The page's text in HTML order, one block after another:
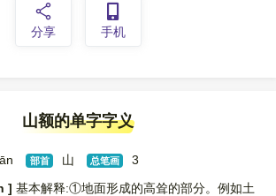
分享 手机
山额的单字字义
部首 山 总笔画
3
] 基本解释:①地面形成的高耸的部分。例如土